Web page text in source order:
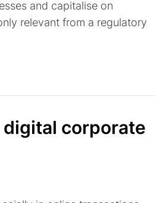
and capitalise on
relevant from a regulatory
digital corporate